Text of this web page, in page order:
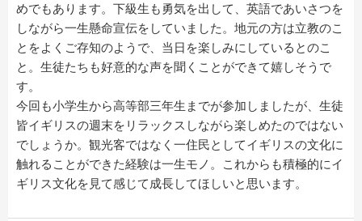
めでもあります。下級生も勇気を出して、英語であいさつを
しながら一生懸命宣伝をしていました。地元の方は立教のこ
とをよくご存知のようで、当日を楽しみにしているとのこ
と。生徒たちも好意的な声を聞くことができて嬉しそうで
す。
今回も小学生から高等部三年生までが参加しましたが、生徒
皆イギリスの週末をリラックスしながら楽しめたのではない
でしょうか。観光客ではなく一住民としてイギリスの文化に
触れることができた経験は一生モノ。これからも積極的にイ
ギリス文化を見て感じて成長してほしいと思います。